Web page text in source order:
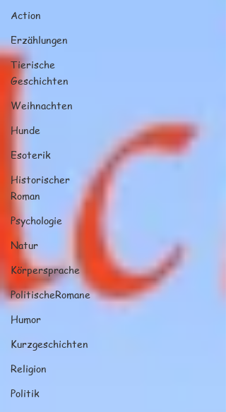
Action
Erzählungen
Tierische
Geschichten
Weihnachten
Hunde
Esoterik
Historischer
Roman
Psychologie
Natur
Körpersprache
PolitischeRomane
Humor
Kurzgeschichten
Religion
Politik